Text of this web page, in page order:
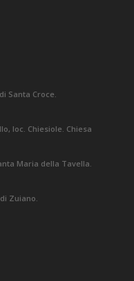
Santa Croce.
loc. Chiesiole. Chiesa
Maria della Tavella.
Zuiano.